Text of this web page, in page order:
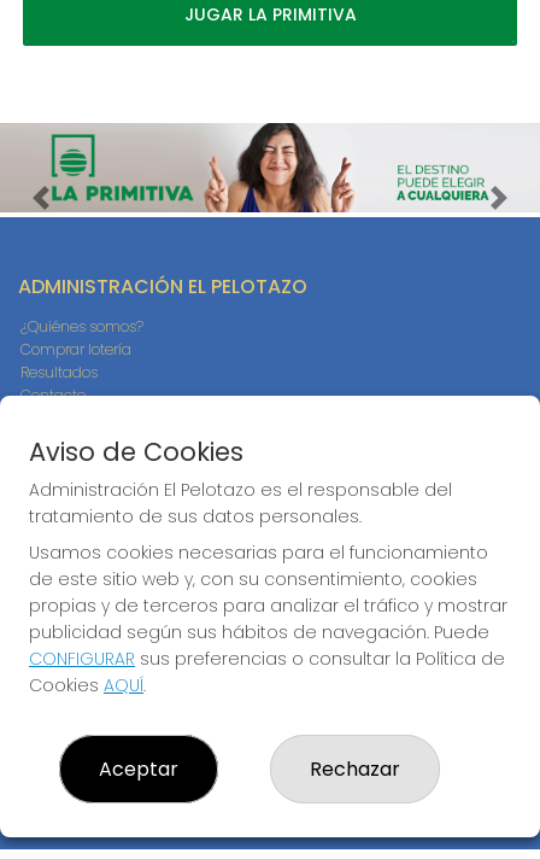
JUGAR LA PRIMITIVA
Imagen anterior
ADMINISTRACIÓN EL PELOTAZO
¿Quiénes somos?
Comprar lotería
Resultados
Contacto
Compra en SELAE
Peñas
Boletos digitales
Acceso
CONTACTO
ADMINISTRACION DE LOTERIAS: 17-CADIZ - RECEPTOR
OFICIAL: 21300
956073495
info@administracionelpelotazo.es
Callejones Cardoso nº12
Cádiz, 11002
Aviso de Cookies
Administración El Pelotazo es el responsable del
tratamiento de sus datos personales.
Usamos cookies necesarias para el funcionamiento
de este sitio web y, con su consentimiento, cookies
propias y de terceros para analizar el tráfico y mostrar
publicidad según sus hábitos de navegación. Puede
CONFIGURAR sus preferencias o consultar la Política de
Cookies AQUÍ.
Aceptar Rechazar